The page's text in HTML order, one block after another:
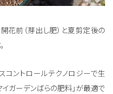
花前（芽出し肥）と夏剪定後の
コントロールテクノロジーで生
ガーデンばらの肥料」が最適で